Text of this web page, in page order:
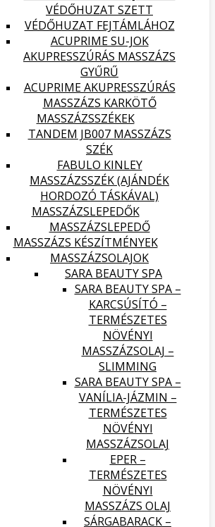
VÉDŐHUZAT SZETT
VÉDŐHUZAT FEJTÁMLÁHOZ
ACUPRIME SU-JOK
AKUPRESSZÚRÁS MASSZÁZS
GYŰRŰ
ACUPRIME AKUPRESSZÚRÁS
MASSZÁZS KARKÖTŐ
MASSZÁZSSZÉKEK
TANDEM JB007 MASSZÁZS
SZÉK
FABULO KINLEY
MASSZÁZSSZÉK (AJÁNDÉK
HORDOZÓ TÁSKÁVAL)
MASSZÁZSLEPEDŐK
MASSZÁZSLEPEDŐ
MASSZÁZS KÉSZÍTMÉNYEK
MASSZÁZSOLAJOK
SARA BEAUTY SPA
SARA BEAUTY SPA –
KARCSÚSÍTÓ –
TERMÉSZETES
NÖVÉNYI
MASSZÁZSOLAJ –
SLIMMING
SARA BEAUTY SPA –
VANÍLIA-JÁZMIN –
TERMÉSZETES
NÖVÉNYI
MASSZÁZSOLAJ
EPER –
TERMÉSZETES
NÖVÉNYI
MASSZÁZS OLAJ
SÁRGABARACK –